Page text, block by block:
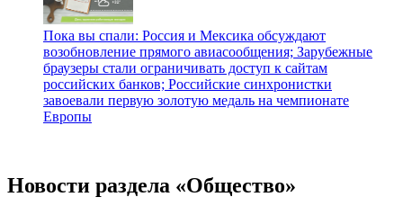
Пока вы спали: Россия и Мексика обсуждают
возобновление прямого авиасообщения; Зарубежные
браузеры стали ограничивать доступ к сайтам
российских банков; Российские синхронистки
завоевали первую золотую медаль на чемпионате
Европы
Новости раздела «Общество»